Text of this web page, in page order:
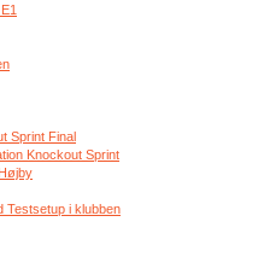
Sprint Final
Knockout Sprint
Testsetup i klubben